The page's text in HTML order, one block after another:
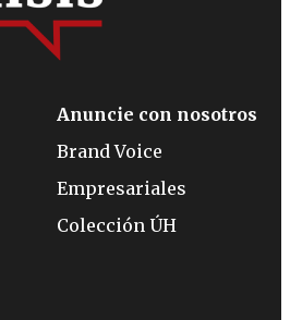
Anuncie con nosotros
Brand Voice
Empresariales
Colección ÚH